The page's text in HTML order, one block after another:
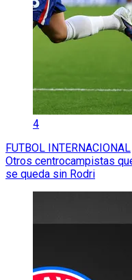
4
FUTBOL INTERNACIONAL
Otros centrocampistas
se queda sin Rodri